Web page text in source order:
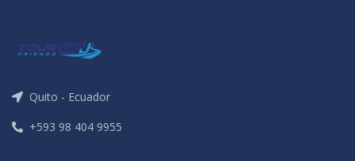
Quito - Ecuador
+593 98 404 9955